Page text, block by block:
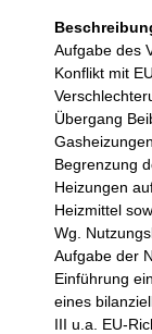
Aufgabe des
Konflikt mit
Übergang
Begrenzung
Heizungen
Heizmittel
Wg.
Aufgabe der
Einführung
eines
III u.a. EU-